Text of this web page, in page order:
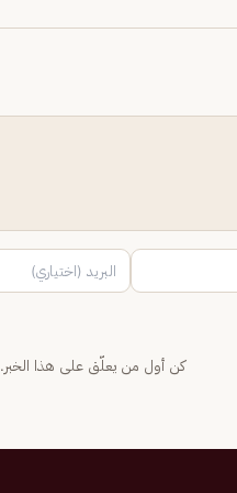
كن أول من يعلّق على هذا الخبر.